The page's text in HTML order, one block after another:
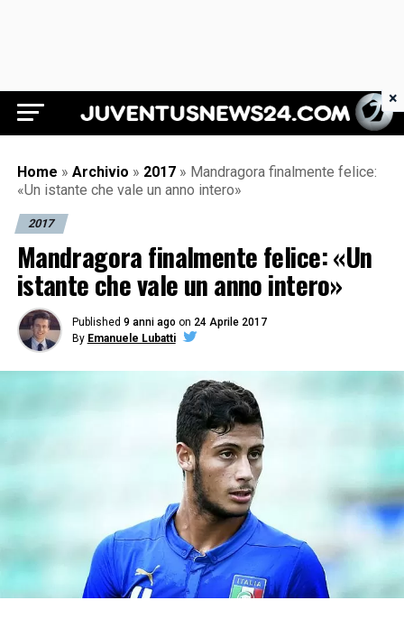
Juventus News 24
Home » Archivio » 2017 » Mandragora finalmente felice:
«Un istante che vale un anno intero»
2017
Mandragora finalmente felice: «Un
istante che vale un anno intero»
Published 9 anni ago on 24 Aprile 2017
By Emanuele Lubatti
×